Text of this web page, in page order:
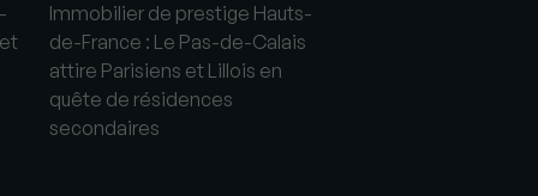
Immobilier de prestige Hauts-
de-France : Le Pas-de-Calais
attire Parisiens et Lillois en
quête de résidences
secondaires